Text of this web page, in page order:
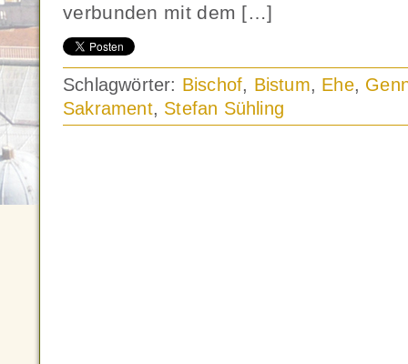
verbunden mit dem […]
Schlagwörter: Bischof, Bistum, Ehe,
Sakrament, Stefan Sühling